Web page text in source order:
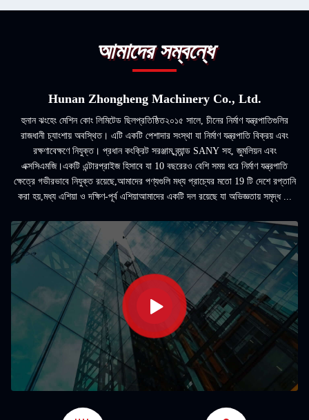
আমাদের সম্বন্ধে
Hunan Zhongheng Machinery Co., Ltd.
হুনান ঝংহেং মেশিন কোং লিমিটেড ছিলপ্রতিষ্ঠিত২০১৫ সালে, চীনের নির্মাণ যন্ত্রপাতিগুলির
রাজধানী চ্যাংশায় অবস্থিত। এটি একটি পেশাদার সংস্থা যা নির্মাণ যন্ত্রপাতি বিক্রয় এবং
রক্ষণাবেক্ষণে নিযুক্ত। প্রধান কংক্রিট সরঞ্জাম,ব্র্যান্ড SANY সহ, জুমলিয়ন এবং
এক্সসিএমজি।একটি এন্টারপ্রাইজ হিসাবে যা 10 বছরেরও বেশি সময় ধরে নির্মাণ যন্ত্রপাতি
ক্ষেত্রে গভীরভাবে নিযুক্ত রয়েছে,আমাদের পণ্যগুলি মধ্য প্রাচ্যের মতো 19 টি দেশে রপ্তানি
করা হয়,মধ্য এশিয়া ও দক্ষিণ-পূর্ব এশিয়াআমাদের একটি দল রয়েছে যা অভিজ্ঞতায় সমৃদ্ধ ...